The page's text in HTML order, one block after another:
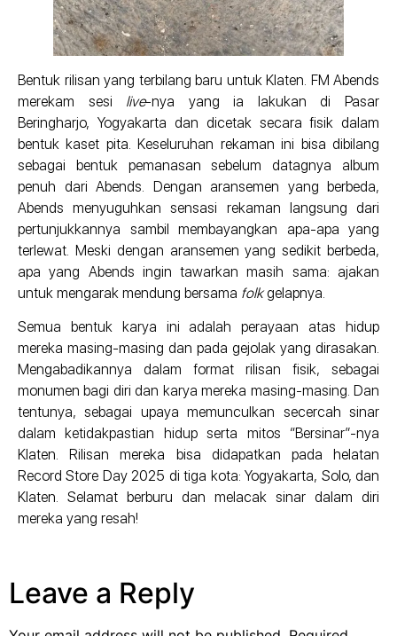
Bentuk rilisan yang terbilang baru untuk Klaten. FM Abends
merekam sesi live-nya yang ia lakukan di Pasar
Beringharjo, Yogyakarta dan dicetak secara fisik dalam
bentuk kaset pita. Keseluruhan rekaman ini bisa dibilang
sebagai bentuk pemanasan sebelum datagnya album
penuh dari Abends. Dengan aransemen yang berbeda,
Abends menyuguhkan sensasi rekaman langsung dari
pertunjukkannya sambil membayangkan apa-apa yang
terlewat. Meski dengan aransemen yang sedikit berbeda,
apa yang Abends ingin tawarkan masih sama: ajakan
untuk mengarak mendung bersama folkgelapnya.
Semua bentuk karya ini adalah perayaan atas hidup
mereka masing-masing dan pada gejolak yang dirasakan.
Mengabadikannya dalam format rilisan fisik, sebagai
monumen bagi diri dan karya mereka masing-masing. Dan
tentunya, sebagai upaya memunculkan secercah sinar
dalam ketidakpastian hidup serta mitos “Bersinar”-nya
Klaten. Rilisan mereka bisa didapatkan pada helatan
Record Store Day 2025 di tiga kota: Yogyakarta, Solo, dan
Klaten. Selamat berburu dan melacak sinar dalam diri
mereka yang resah!
Leave a Reply